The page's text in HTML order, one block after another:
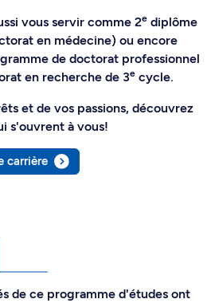
vous servir comme 2e diplôme
en médecine) ou encore
de doctorat professionnel
en recherche de 3e cycle.
et de vos passions, découvrez
s'ouvrent à vous!
carrière
de ce programme d'études ont